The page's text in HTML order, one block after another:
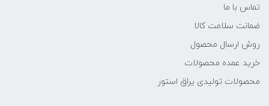
تماس با ما
ضمانت سلامت کالا
روش ارسال محصول
خرید عمده محصولات
محصولات تولیدی یراق استور